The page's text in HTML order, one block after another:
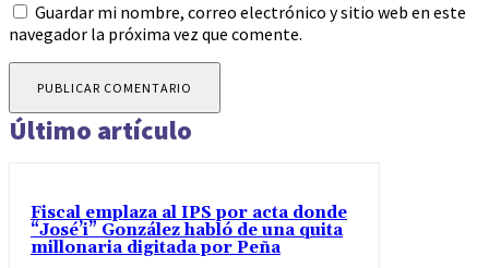
Guardar mi nombre, correo electrónico y sitio web en este
navegador la próxima vez que comente.
Último artículo
Fiscal emplaza al IPS por acta donde
“José’i” González habló de una quita
millonaria digitada por Peña